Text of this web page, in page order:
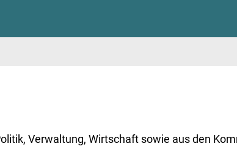
Verwaltung, Wirtschaft sowie aus den